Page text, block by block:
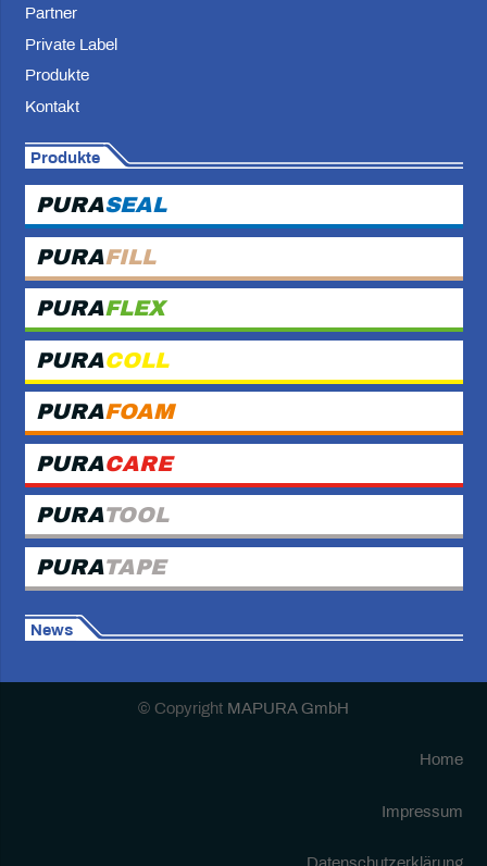
Partner
Private Label
Produkte
Kontakt
Produkte
PURASEAL
PURAFILL
PURAFLEX
PURACOLL
PURAFOAM
PURACARE
PURATOOL
PURATAPE
News
© Copyright MAPURA GmbH
Home
Impressum